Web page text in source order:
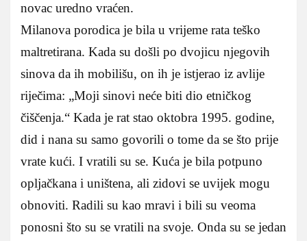
novac uredno vraćen.
Milanova porodica je bila u vrijeme rata teško
maltretirana. Kada su došli po dvojicu njegovih
sinova da ih mobilišu, on ih je istjerao iz avlije
riječima: „Moji sinovi neće biti dio etničkog
čiščenja.“ Kada je rat stao oktobra 1995. godine,
did i nana su samo govorili o tome da se što prije
vrate kući. I vratili su se. Kuća je bila potpuno
opljačkana i uništena, ali zidovi se uvijek mogu
obnoviti. Radili su kao mravi i bili su veoma
ponosni što su se vratili na svoje. Onda su se jedan